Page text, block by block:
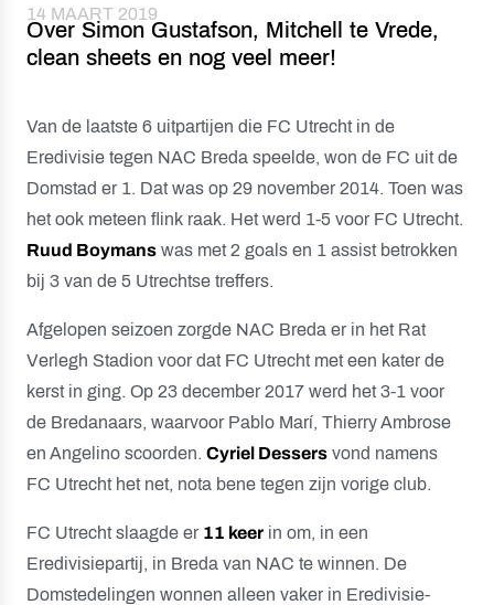
14 MAART 2019
Over Simon Gustafson, Mitchell te Vrede,
clean sheets en nog veel meer!
Van de laatste 6 uitpartijen die FC Utrecht in de
Eredivisie tegen NAC Breda speelde, won de FC uit de
Domstad er 1. Dat was op 29 november 2014. Toen was
het ook meteen flink raak. Het werd 1-5 voor FC Utrecht.
Ruud Boymans was met 2 goals en 1 assist betrokken
bij 3 van de 5 Utrechtse treffers.
Afgelopen seizoen zorgde NAC Breda er in het Rat
Verlegh Stadion voor dat FC Utrecht met een kater de
kerst in ging. Op 23 december 2017 werd het 3-1 voor
de Bredanaars, waarvoor Pablo Marí, Thierry Ambrose
en Angelino scoorden. Cyriel Dessers vond namens
FC Utrecht het net, nota bene tegen zijn vorige club.
FC Utrecht slaagde er 11 keer in om, in een
Eredivisiepartij, in Breda van NAC te winnen. De
Domstedelingen wonnen alleen vaker in Eredivisie-